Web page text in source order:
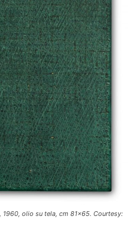
olio su tela, cm 81×65. Courtesy: